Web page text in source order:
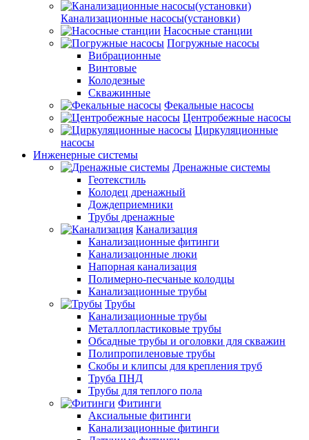
Канализационные насосы(установки)
Насосные станции
Погружные насосы
Вибрационные
Винтовые
Колодезные
Скважинные
Фекальные насосы
Центробежные насосы
Циркуляционные
насосы
Инженерные системы
Дренажные системы
Геотекстиль
Колодец дренажный
Дождеприемники
Трубы дренажные
Канализация
Канализационные фитинги
Канализацонные люки
Напорная канализация
Полимерно-песчаные колодцы
Канализационные трубы
Трубы
Канализационные трубы
Металлопластиковые трубы
Обсадные трубы и оголовки для скважин
Полипропиленовые трубы
Скобы и клипсы для крепления труб
Труба ПНД
Трубы для теплого пола
Фитинги
Аксиальные фитинги
Канализационные фитинги